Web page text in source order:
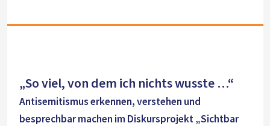
„So viel, von dem ich nichts wusste …“
Antisemitismus erkennen, verstehen und
besprechbar machen im Diskursprojekt „Sichtbar